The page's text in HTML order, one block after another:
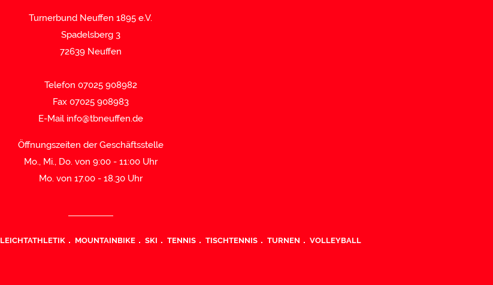
Turnerbund Neuffen 1895 e.V.
Spadelsberg 3
72639 Neuffen
Telefon 07025 908982
Fax 07025 908983
E-Mail info@tbneuffen.de
Öffnungszeiten der Geschäftsstelle
Mo., Mi., Do. von 9:00 - 11:00 Uhr
Mo. von 17.00 - 18.30 Uhr
LEICHTATHLETIK MOUNTAINBIKE SKI TENNIS TISCHTENNIS TURNEN VOLLEYBALL